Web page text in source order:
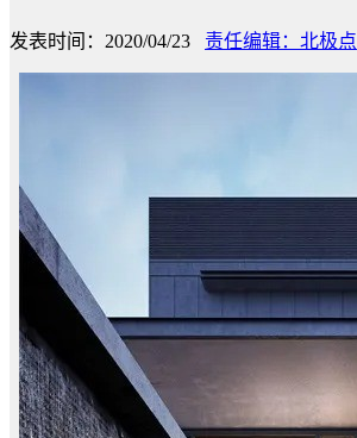
发表时间：2020/04/23 责任编辑：北极点